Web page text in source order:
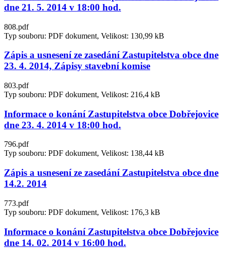
dne 21. 5. 2014 v 18:00 hod.
808.pdf
Typ souboru: PDF dokument, Velikost: 130,99 kB
Zápis a usnesení ze zasedání Zastupitelstva obce dne
23. 4. 2014, Zápisy stavební komise
803.pdf
Typ souboru: PDF dokument, Velikost: 216,4 kB
Informace o konání Zastupitelstva obce Dobřejovice
dne 23. 4. 2014 v 18:00 hod.
796.pdf
Typ souboru: PDF dokument, Velikost: 138,44 kB
Zápis a usnesení ze zasedání Zastupitelstva obce dne
14.2. 2014
773.pdf
Typ souboru: PDF dokument, Velikost: 176,3 kB
Informace o konání Zastupitelstva obce Dobřejovice
dne 14. 02. 2014 v 16:00 hod.